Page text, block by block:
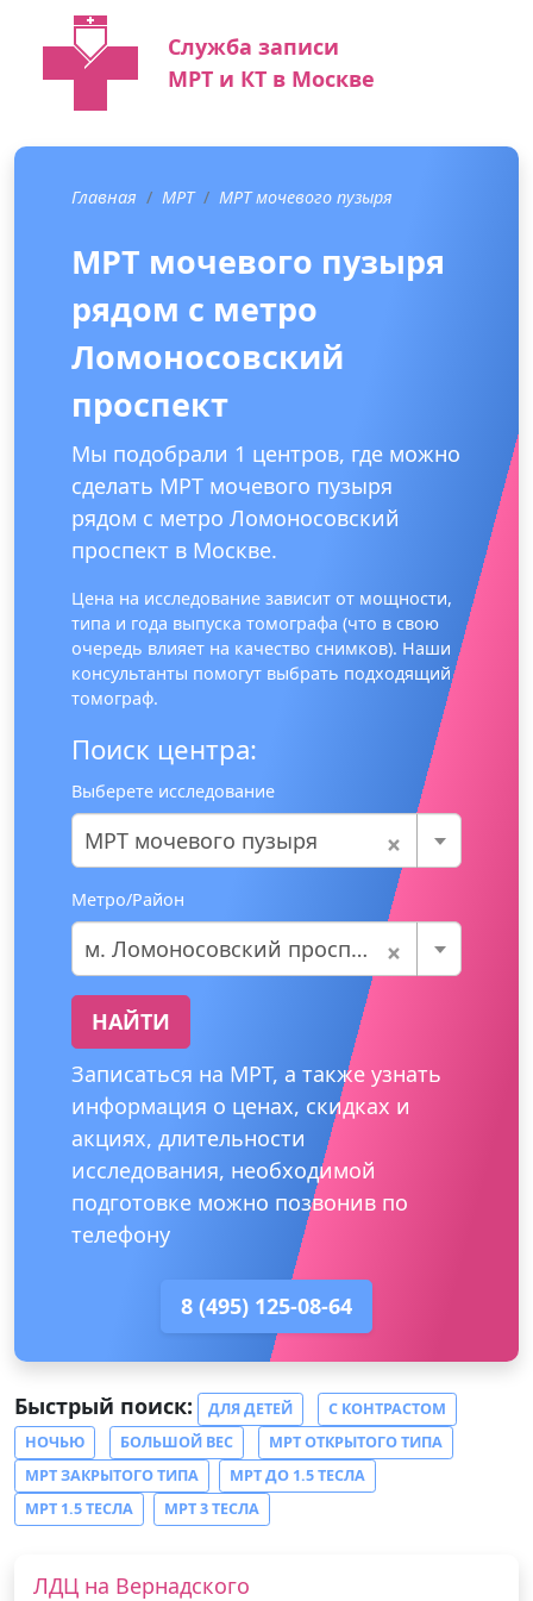
Служба записи
МРТ и КТ в Москве
Главная МРТ МРТ мочевого пузыря
МРТ мочевого пузыря
рядом с метро
Ломоносовский
проспект
Мы подобрали 1 центров, где можно
сделать МРТ мочевого пузыря
рядом с метро Ломоносовский
проспект в Москве.
Цена на исследование зависит от мощности,
типа и года выпуска томографа (что в свою
очередь влияет на качество снимков). Наши
консультанты помогут выбрать подходящий
томограф.
Поиск центра:
Выберете исследование
×
МРТ мочевого пузыря
Метро/Район
×
м. Ломоносовский проспект
НАЙТИ
Записаться на МРТ, а также узнать
информация о ценах, скидках и
акциях, длительности
исследования, необходимой
подготовке можно позвонив по
телефону
8 (495) 125-08-64
Быстрый поиск: ДЛЯ ДЕТЕЙ
С КОНТРАСТОМ
НОЧЬЮ
БОЛЬШОЙ ВЕС
МРТ ОТКРЫТОГО ТИПА
МРТ ЗАКРЫТОГО ТИПА
МРТ ДО 1.5 ТЕСЛА
МРТ 1.5 ТЕСЛА
МРТ 3 ТЕСЛА
ЛДЦ на Вернадского